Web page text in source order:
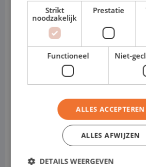
• Fahrerhaus: Kastenwagen
Doppelkabine
Warum der
Crafter ideal für
• Sofort verfügbar für
Strikt
noodzakelijk
Prestatie
Functioneel Niet-
ALLES ACCEPTEREN
ALLES AFWIJZEN
DETAILS WEERGEVEN